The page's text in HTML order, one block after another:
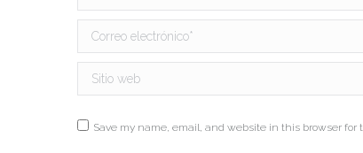
Correo electrónico *
Sitio web
Save my name, email, and website in this browser for